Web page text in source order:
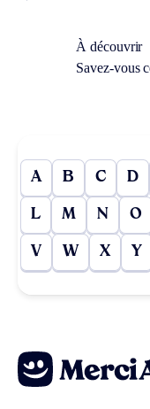
À découvrir
Savez-vous
A B C D
L M N O
V W X Y